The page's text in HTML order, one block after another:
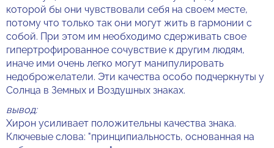
которой бы они чувствовали себя на своем месте,
потому что только так они могут жить в гармонии с
собой. При этом им необходимо сдерживать свое
гипертрофированное сочувствие к другим людям,
иначе ими очень легко могут манипулировать
недоброжелатели. Эти качества особо подчеркнуты у
Солнца в Земных и Воздушных знаках.
вывод:
Хирон усиливает положительны качества знака.
Ключевые слова: "принципиальность, основанная на